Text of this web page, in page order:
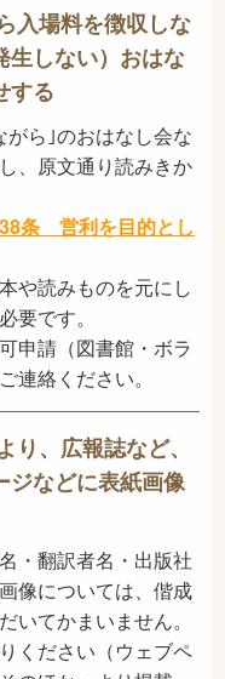
入場料を徴収しな
しない） おはな
する
がら｣のおはなし会な
、原文通り読みきか
条 営利を目的とし
や読みものを元にし
要です。
申請（図書館・ボラ
連絡ください。
り、広報誌など、
ジなどに表紙画像
・翻訳者名・出版社
像については、偕成
いてかまいません。
ください（ウェブペ